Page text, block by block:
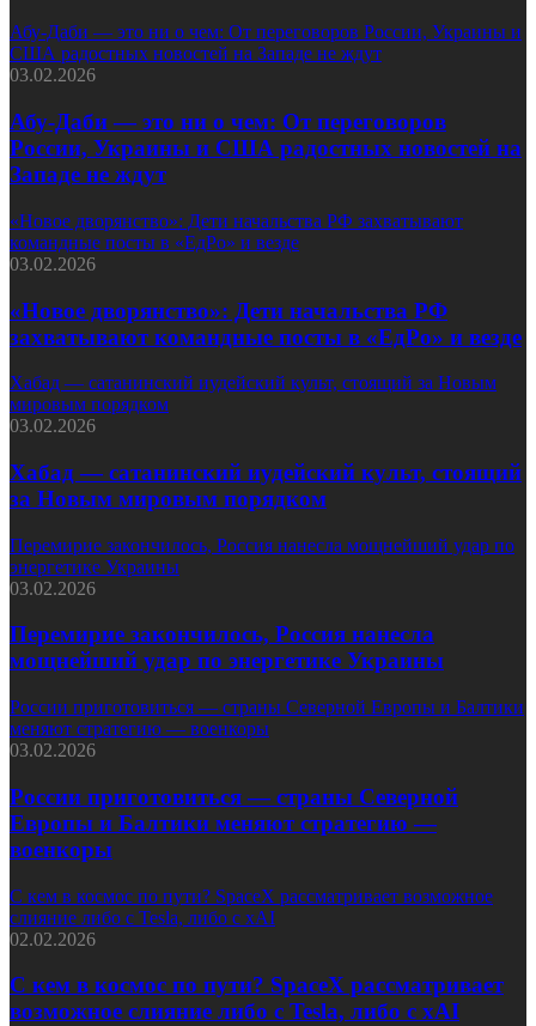
Абу-Даби — это ни о чем: От переговоров России, Украины и
США радостных новостей на Западе не ждут
03.02.2026
Абу-Даби — это ни о чем: От переговоров
России, Украины и США радостных новостей на
Западе не ждут
«Новое дворянство»: Дети начальства РФ захватывают
командные посты в «ЕдРо» и везде
03.02.2026
«Новое дворянство»: Дети начальства РФ
захватывают командные посты в «ЕдРо» и везде
Хабад — сатанинский иудейский культ, стоящий за Новым
мировым порядком
03.02.2026
Хабад — сатанинский иудейский культ, стоящий
за Новым мировым порядком
Перемирие закончилось, Россия нанесла мощнейший удар по
энергетике Украины
03.02.2026
Перемирие закончилось, Россия нанесла
мощнейший удар по энергетике Украины
России приготовиться — страны Северной Европы и Балтики
меняют стратегию — военкоры
03.02.2026
России приготовиться — страны Северной
Европы и Балтики меняют стратегию —
военкоры
С кем в космос по пути? SpaceX рассматривает возможное
слияние либо с Tesla, либо с xAI
02.02.2026
С кем в космос по пути? SpaceX рассматривает
возможное слияние либо с Tesla, либо с xAI